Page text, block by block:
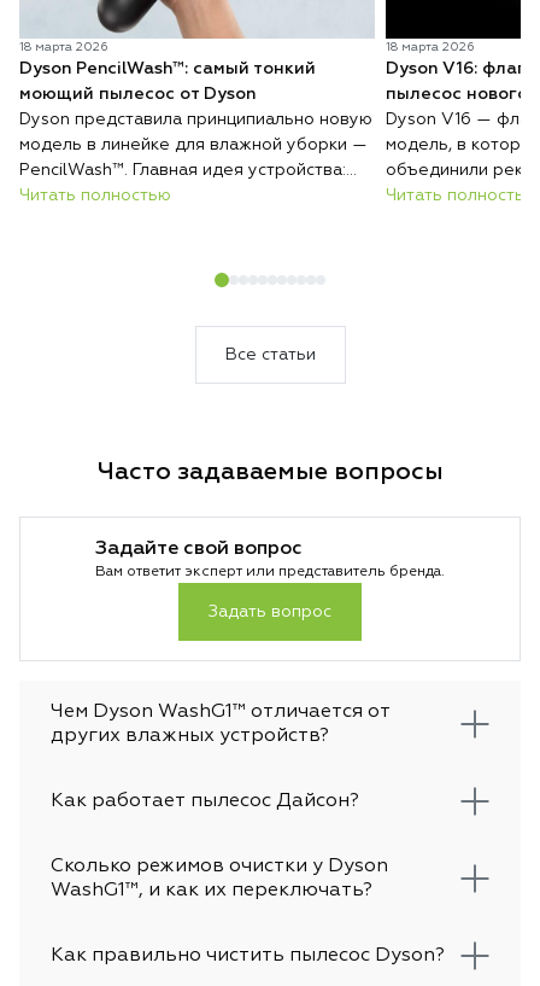
18 марта 2026
Dyson PencilWash™: самый тонкий
моющий пылесос от Dyson
Dyson представила принципиально новую
модель в линейке для влажной уборки —
PencilWash™. Главная идея устройства:
сверхтонкий и лёгкий корпус без каких-
Читать полностью
18 марта 2026
Dyson V16:
пылесос нового
Dyson V16 —
модель, в
объединили
всасывания,
Читать полностью
Все статьи
Часто задаваемые вопросы
Задайте свой вопрос
Вам ответит эксперт или представитель бренда.
Задать вопрос
Чем Dyson WashG1™ отличается от
других влажных устройств?
Как работает пылесос Дайсон?
Сколько режимов очистки у Dyson
WashG1™, и как их переключать?
Как правильно чистить пылесос Dyson?